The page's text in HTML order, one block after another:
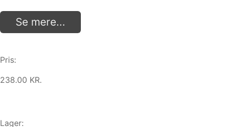
Se mere...
Pris:
238.00 KR.
Lager: